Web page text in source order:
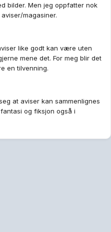
bilder. Men jeg oppfatter nok
magasiner.
like godt kan være uten
mene det. For meg blir det
en tilvenning.
at aviser kan sammenlignes
og fiksjon også i